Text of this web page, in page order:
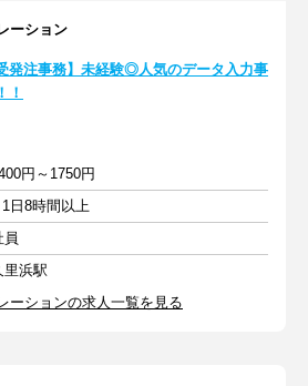
ーション
受発注事務】未経験◎人気のデータ入力事
！
円～1750円
日8時間以上
員
里浜駅
ーションの求人一覧を見る